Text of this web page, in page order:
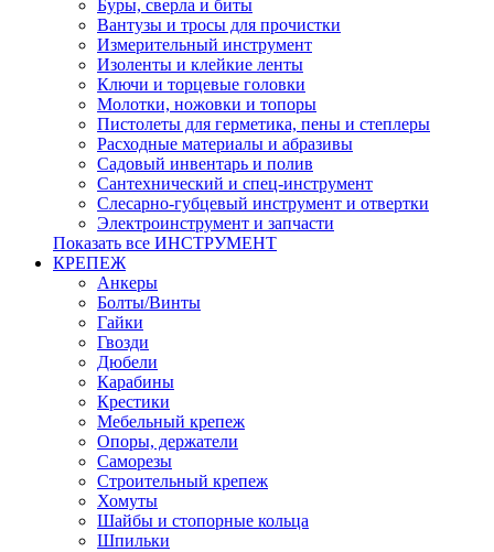
Буры, сверла и биты
Вантузы и тросы для прочистки
Измерительный инструмент
Изоленты и клейкие ленты
Ключи и торцевые головки
Молотки, ножовки и топоры
Пистолеты для герметика, пены и степлеры
Расходные материалы и абразивы
Садовый инвентарь и полив
Сантехнический и спец-инструмент
Слесарно-губцевый инструмент и отвертки
Электроинструмент и запчасти
Показать все ИНСТРУМЕНТ
КРЕПЕЖ
Анкеры
Болты/Винты
Гайки
Гвозди
Дюбели
Карабины
Крестики
Мебельный крепеж
Опоры, держатели
Саморезы
Строительный крепеж
Хомуты
Шайбы и стопорные кольца
Шпильки